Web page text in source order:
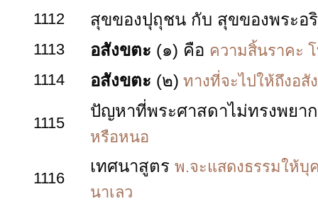
1112
สุขของปุถุชน กับ สุขของพระอ
1113 อสังขตะ (๑) คือ ความสิ้นราคะ
1114
อสังขตะ (๒) ทางที่จะไปให้ถึงอ
1115
ปัญหาที่พระศาสดาไม่ทรงพย
หรือหนอ
1116
เทศนาสูตร พ.จะแสดงธรรมให้บุ
นาเลว